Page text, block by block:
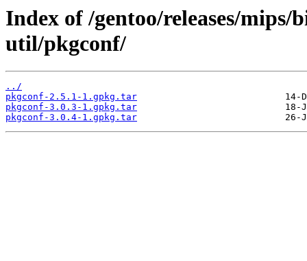
Index of /gentoo/releases/
util/pkgconf/
../
pkgconf-2.5.1-1.gpkg.tar
pkgconf-3.0.3-1.gpkg.tar
pkgconf-3.0.4-1.gpkg.tar